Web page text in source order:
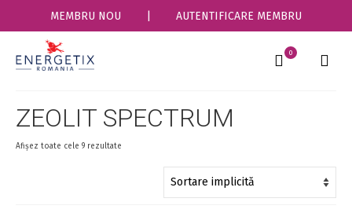
MEMBRU NOU AUTENTIFICARE MEMBRU
0
ZEOLIT SPECTRUM
Afișez toate cele 9 rezultate